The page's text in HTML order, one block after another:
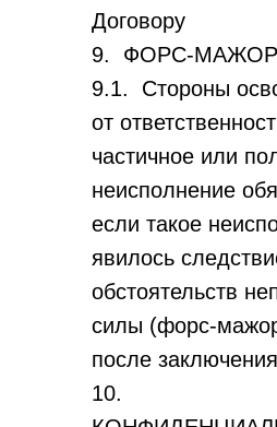
Договору
9. ФОРС-МАЖОР
9.1. Стороны
от
частичное или
неисполнение
если такое
явилось
обстоятельств
силы (форс-
после
10.